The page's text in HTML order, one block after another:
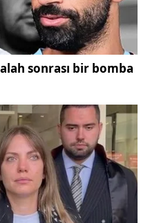
gibi diğer tarihi
Türkiye’nin UNESCO
yer alan
sembolik değeriyle
kültürel